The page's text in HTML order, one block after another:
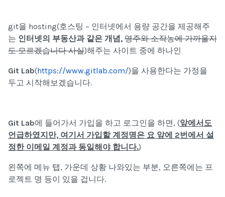
git을 hosting(호스팅 – 인터넷에서 용량 공간을 제공해주
는 인터넷의 부동산과 같은 개념, 영주와 소작농에 가까울지
도 모르겠습니다 사실)해주는 사이트 중에 하나인
Git Lab(https://www.gitlab.com/)을 사용한다는 가정을
두고 시작해보겠습니다.
Git Lab에 들어가서 가입을 하고 로그인을 하면, (앞에서도
언급하였지만, 여기서 가입할 계정명은 요 앞에 2번에서 설
정한 이메일 계정과 동일해야 합니다.)
왼쪽에 메뉴 탭, 가운데 상황 나와있는 부분, 오른쪽에는 프
로젝트 명 등이 있을 겁니다.